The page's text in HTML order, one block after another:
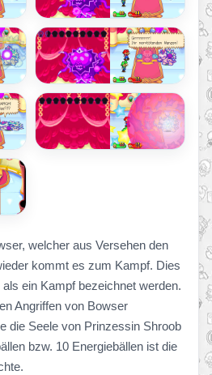
welcher aus Versehen den
kommt es zum Kampf. Dies
ein Kampf bezeichnet werden.
Angriffen von Bowser
die Seele von Prinzessin Shroob
bzw. 10 Energiebällen ist die